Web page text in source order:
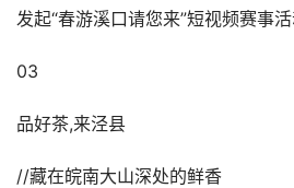
发起“春游溪口请您来”短视频赛事
03
品好茶,来泾县
//藏在皖南大山深处的鲜香